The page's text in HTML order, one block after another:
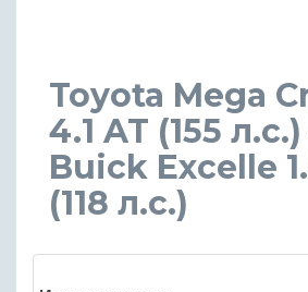
Toyota Mega
4.1 AT (155
Buick Excelle
(118 л.с.)